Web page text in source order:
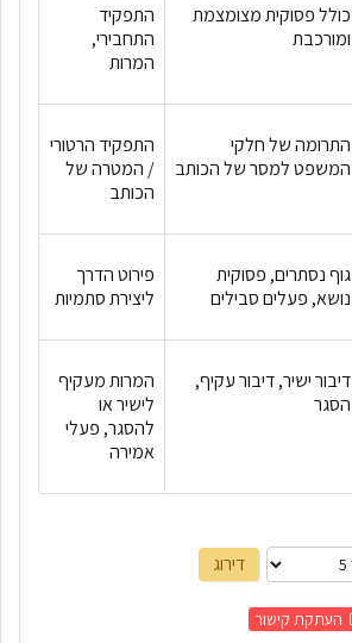
כולל פסוקית מצומצמת
ומורכבת
התפקיד
התחבירי,
המרות
התרומה של חלקי
המשפט למסר של הכותב
התפקיד הרטורי
/ המטרה של
הכותב
גוף נסתרים, פסוקית
נושא, פעלים סבילים
פירוט הדרך
ליצירת סתמיות
דיבור ישיר, דיבור עקיף,
הסגר
המרות מעקיף
לישיר או
להסגר, פעלי
אמירה
העתקת קישור